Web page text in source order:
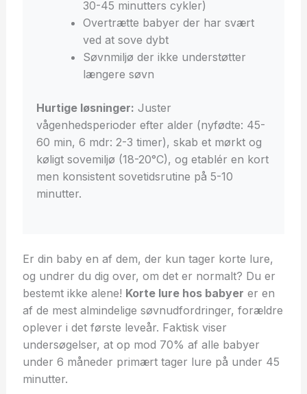
30-45 minutters cykler)
Overtrætte babyer der har svært
ved at sove dybt
Søvnmiljø der ikke understøtter
længere søvn
Hurtige løsninger: Juster
vågenhedsperioder efter alder (nyfødte: 45-
60 min, 6 mdr: 2-3 timer), skab et mørkt og
køligt sovemiljø (18-20°C), og etablér en kort
men konsistent sovetidsrutine på 5-10
minutter.
Er din baby en af dem, der kun tager korte lure,
og undrer du dig over, om det er normalt? Du er
bestemt ikke alene! Korte lure hos babyer er en
af de mest almindelige søvnudfordringer, forældre
oplever i det første leveår. Faktisk viser
undersøgelser, at op mod 70% af alle babyer
under 6 måneder primært tager lure på under 45
minutter.